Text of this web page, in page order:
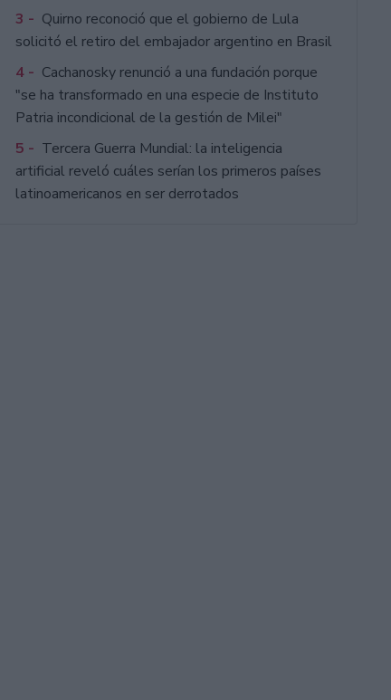
3 - Quirno reconoció que el gobierno de Lula
solicitó el retiro del embajador argentino en Brasil
4 - Cachanosky renunció a una fundación porque
"se ha transformado en una especie de Instituto
Patria incondicional de la gestión de Milei"
5 - Tercera Guerra Mundial: la inteligencia
artificial reveló cuáles serían los primeros países
latinoamericanos en ser derrotados